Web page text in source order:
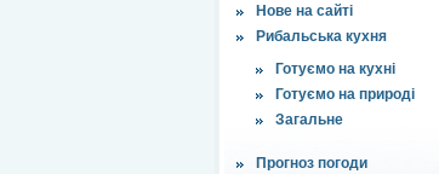
Нове на сайті
Рибальська кухня
Готуємо на кухні
Готуємо на природі
Загальне
Прогноз погоди